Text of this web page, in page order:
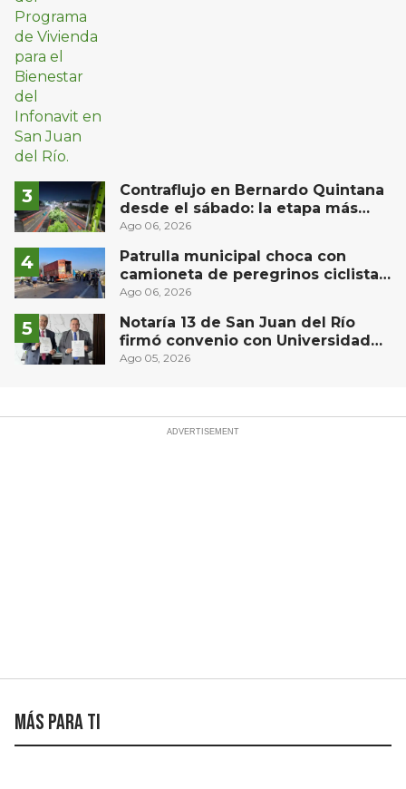
Contraflujo en Bernardo Quintana
desde el sábado: la etapa más
compleja del operativo vial
Ago 06, 2026
Patrulla municipal choca con
camioneta de peregrinos ciclistas
en la autopista México-Querétaro
Ago 06, 2026
Notaría 13 de San Juan del Río
firmó convenio con Universidad
Privada del Bajío para recibir
Ago 05, 2026
Más para ti